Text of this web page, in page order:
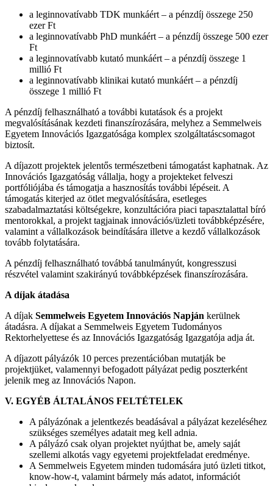
a leginnovatívabb TDK munkáért – a pénzdíj összege 250
ezer Ft
a leginnovatívabb PhD munkáért – a pénzdíj összege 500 ezer
Ft
a leginnovatívabb kutató munkáért – a pénzdíj összege 1
millió Ft
a leginnovatívabb klinikai kutató munkáért – a pénzdíj
összege 1 millió Ft
A pénzdíj felhasználható a további kutatások és a projekt
megvalósításának kezdeti finanszírozására, melyhez a Semmelweis
Egyetem Innovációs Igazgatósága komplex szolgáltatáscsomagot
biztosít.
A díjazott projektek jelentős természetbeni támogatást kaphatnak. Az
Innovációs Igazgatóság vállalja, hogy a projekteket felveszi
portfóliójába és támogatja a hasznosítás további lépéseit. A
támogatás kiterjed az ötlet megvalósítására, esetleges
szabadalmaztatási költségekre, konzultációra piaci tapasztalattal bíró
mentorokkal, a projekt tagjainak innovációs/üzleti továbbképzésére,
valamint a vállalkozások beindítására illetve a kezdő vállalkozások
tovább folytatására.
A pénzdíj felhasználható továbbá tanulmányút, kongresszusi
részvétel valamint szakirányú továbbképzések finanszírozására.
A díjak átadása
A díjak Semmelweis Egyetem Innovációs Napján kerülnek
átadásra. A díjakat a Semmelweis Egyetem Tudományos
Rektorhelyettese és az Innovációs Igazgatóság Igazgatója adja át.
A díjazott pályázók 10 perces prezentációban mutatják be
projektjüket, valamennyi befogadott pályázat pedig poszterként
jelenik meg az Innovációs Napon.
V. EGYÉB ÁLTALÁNOS FELTÉTELEK
A pályázónak a jelentkezés beadásával a pályázat kezeléséhez
szükséges személyes adatait meg kell adnia.
A pályázó csak olyan projektet nyújthat be, amely saját
szellemi alkotás vagy egyetemi projektfeladat eredménye.
A Semmelweis Egyetem minden tudomására jutó üzleti titkot,
know-how-t, valamint bármely más adatot, információt